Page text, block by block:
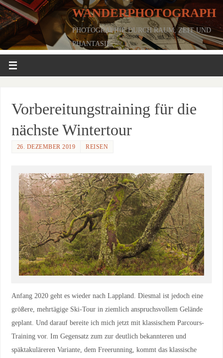
WANDERPHOTOGRAPH
PHOTOGRAPHIE DURCH RAUM, ZEIT UND
PHANTASIE
Vorbereitungstraining für die
nächste Wintertour
26. DEZEMBER 2019 REISEN
Anfang 2020 geht es wieder nach Lappland. Diesmal ist jedoch eine
größere, mehrtägige Ski-Tour in ziemlich anspruchsvollem Gelände
geplant. Und darauf bereite ich mich jetzt mit klassischem Parcours-
Training vor. Im Gegensatz zum zur deutlich bekannteren und
späktakuläreren Variante, dem Freerunning, kommt das klassische